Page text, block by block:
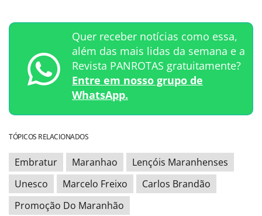
Quer receber notícias como essa,
além das mais lidas da semana e a
Revista PANROTAS gratuitamente?
Entre em nosso grupo de
WhatsApp.
TÓPICOS RELACIONADOS
Embratur Maranhao
Lençóis Maranhenses
Unesco
Marcelo Freixo
Carlos Brandão
Promoção Do Maranhão